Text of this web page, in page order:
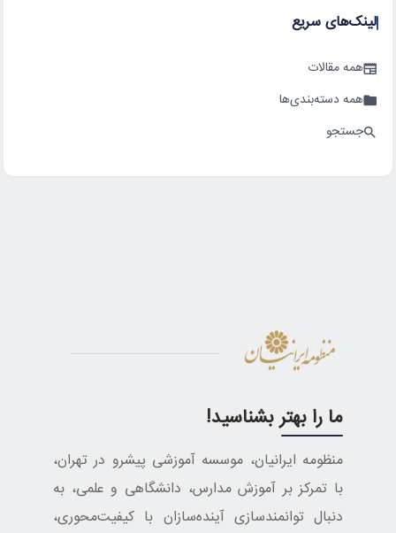
لینک‌های سریع
همه مقالات
همه دسته‌بندی‌ها
جستجو
ما را بهتر بشناسید!
منظومه ایرانیان، موسسه آموزشی پیشرو در تهران،
با تمرکز بر آموزش مدارس، دانشگاهی و علمی، به
دنبال توانمندسازی آینده‌سازان با کیفیت‌محوری،